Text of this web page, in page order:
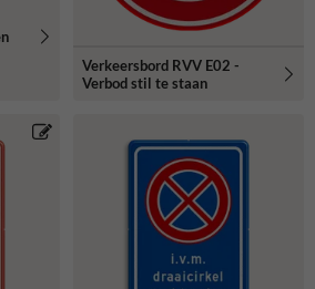
Verkeersbord RVV E02 -
Verbod stil te staan